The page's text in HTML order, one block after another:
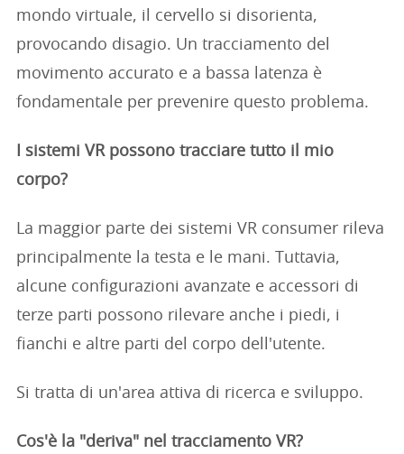
mondo virtuale, il cervello si disorienta,
provocando disagio. Un tracciamento del
movimento accurato e a bassa latenza è
fondamentale per prevenire questo problema.
I sistemi VR possono tracciare tutto il mio
corpo?
La maggior parte dei sistemi VR consumer rileva
principalmente la testa e le mani. Tuttavia,
alcune configurazioni avanzate e accessori di
terze parti possono rilevare anche i piedi, i
fianchi e altre parti del corpo dell'utente.
Si tratta di un'area attiva di ricerca e sviluppo.
Cos'è la "deriva" nel tracciamento VR?